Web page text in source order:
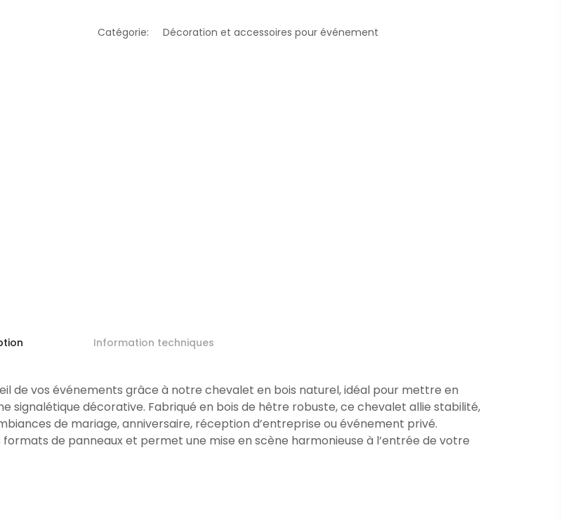
Catégorie: Décoration et accessoires pour événement
Information techniques
de vos événements grâce à notre chevalet en bois naturel, idéal pour mettre en
signalétique décorative. Fabriqué en bois de hêtre robuste, ce chevalet allie stabilité,
de mariage, anniversaire, réception d’entreprise ou événement privé.
de panneaux et permet une mise en scène harmonieuse à l’entrée de votre